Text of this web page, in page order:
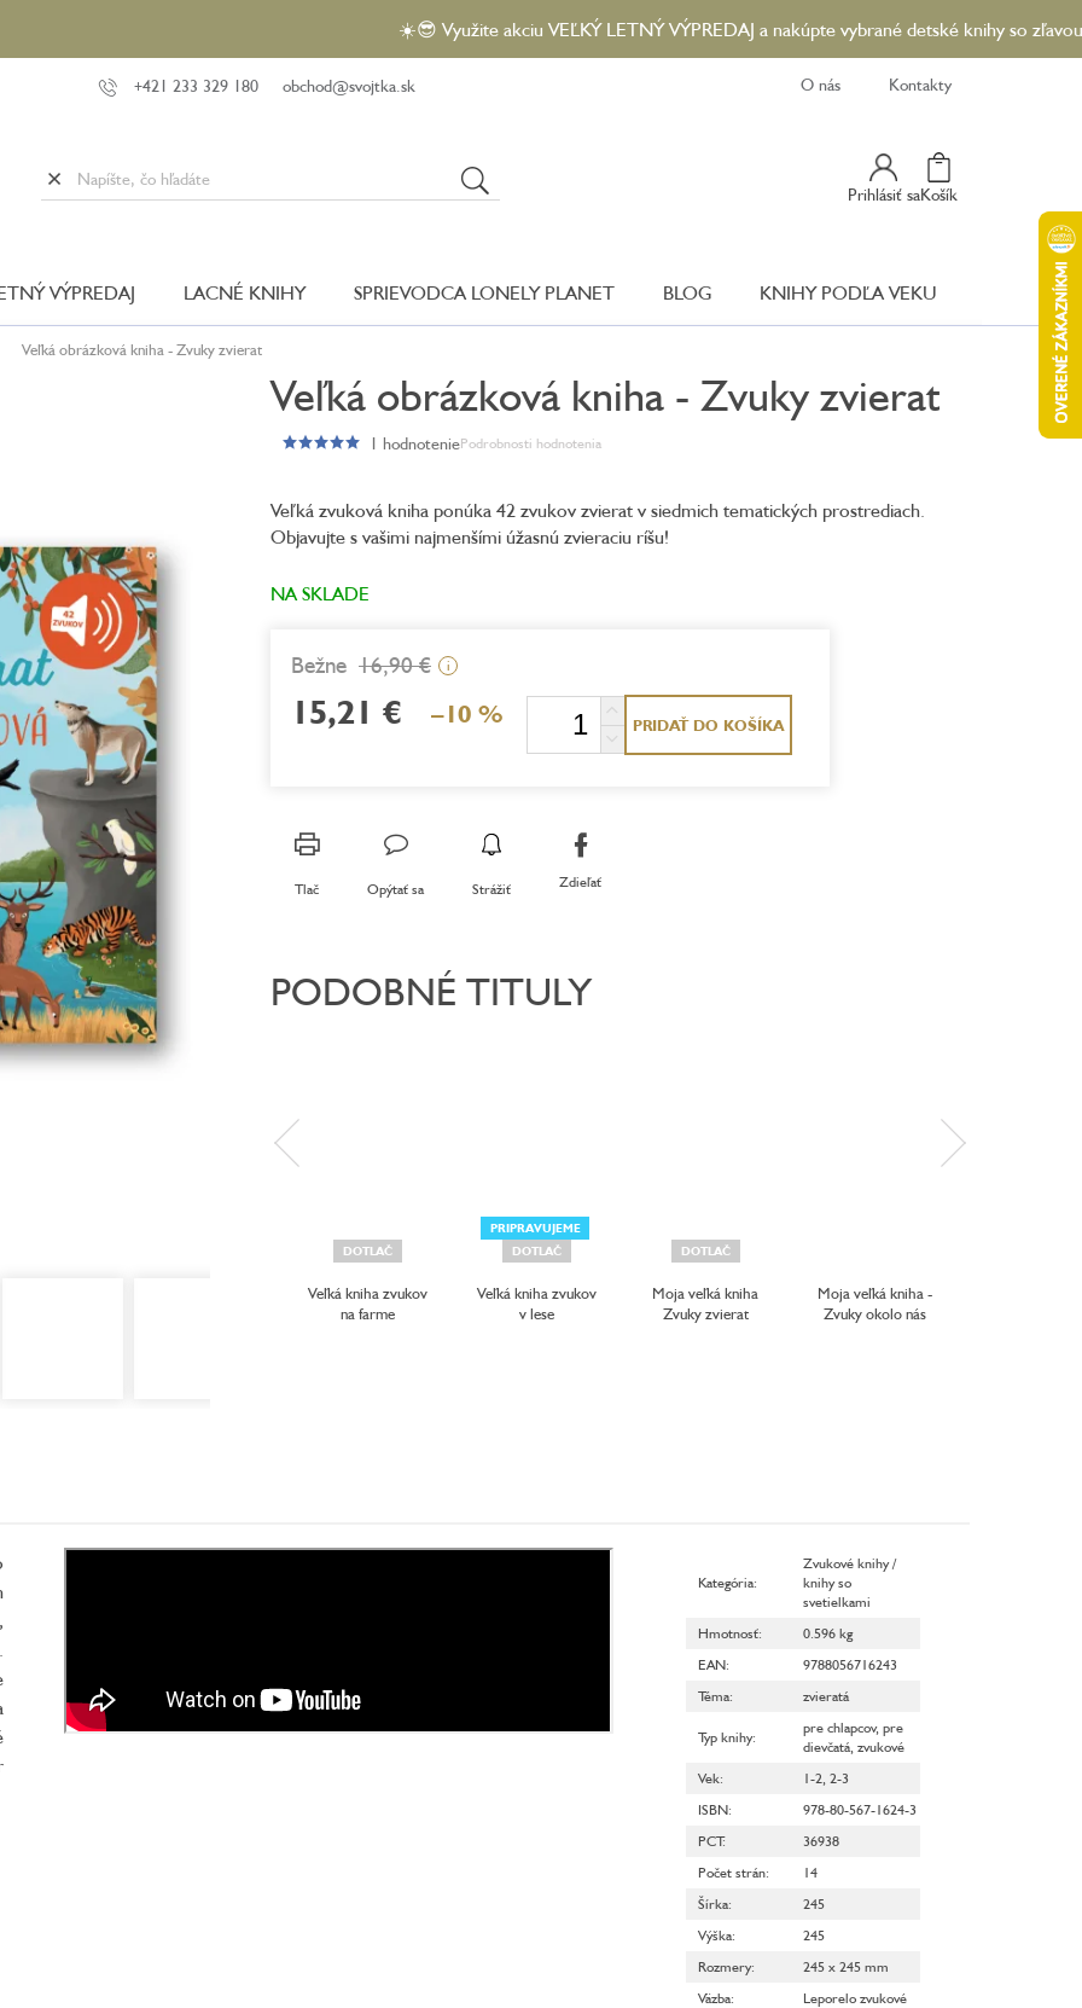
☀️😎 Využite akciu VEĽKÝ LETNÝ VÝPREDAJ a nakúpte vybrané detské knihy so zľavou až 90
+421 233 329 180 obchod@svojtka.sk O nás Kontakty
Prihlásiť sa
Nákupný
Košík
VÝPREDAJ LACNÉ KNIHY SPRIEVODCA LONELY PLANET BLOG KNIHY PODĽA VEKU
Veľká obrázková kniha - Zvuky zvierat
Veľká obrázková kniha - Zvuky zvierat
Podrobnosti hodnotenia
Priemerné
je
5,0
5
hviezdičiek.
1 hodnotenie
Veľká zvuková kniha ponúka 42 zvukov zvierat v siedmich tematických prostrediach.
Objavujte s vašimi najmenšími úžasnú zvieraciu ríšu!
NA SKLADE
16,90 € i
15,21 € –10 % PRIDAŤ DO KOŠÍKA
Tlač Opýtať sa Strážiť Zdieľať
PODOBNÉ TITULY
DOTLAČ
Veľká kniha zvukov
na farme
PRIPRAVUJEME
DOTLAČ
Veľká kniha zvukov
v lese
DOTLAČ
Moja veľká kniha
Zvuky zvierat
Moja veľká kniha -
Zvuky okolo nás
Kategória:
Zvukové knihy /
knihy so
svetielkami
Hmotnosť:
0.596 kg
EAN:
9788056716243
Téma: zvieratá
Typ knihy:
pre chlapcov, pre
dievčatá, zvukové
Vek: 1-2, 2-3
ISBN:
978-80-567-1624-3
PCT:
36938
Počet strán:
14
Šírka:
245
Výška:
245
Rozmery:
245 x 245 mm
Väzba:
Leporelo zvukové